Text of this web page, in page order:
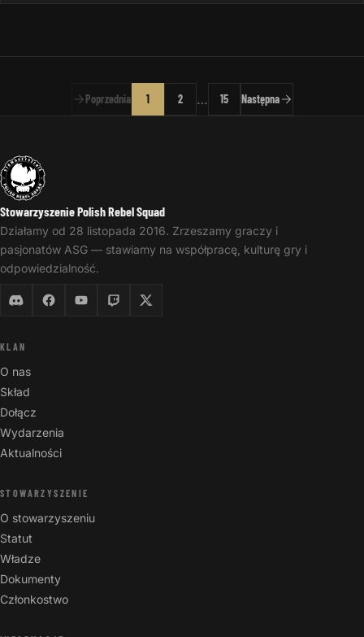
Poprzednia 1 2 … 15 Następna
Stowarzyszenie Polish Rebel Squad
Działamy od 28 listopada 2016. Zrzeszamy graczy i
pasjonatów ASG — stawiamy na współpracę, kulturę gry i
odpowiedzialność.
KLAN
O nas
Skład
Dołącz
Wydarzenia
Aktualności
STOWARZYSZENIE
O stowarzyszeniu
Statut
Władze
Dokumenty
Członkostwo